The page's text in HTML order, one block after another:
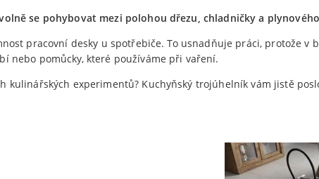
se pohybovat mezi polohou dřezu, chladničky a
pracovní desky u spotřebiče. To usnadňuje práci, protože v
nebo pomůcky, které používáme při vaření.
kulinářských experimentů? Kuchyňský trojúhelník vám jistě